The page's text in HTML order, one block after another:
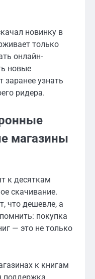
новинку в
только
онлайн-
новые
заранее узнать
ридера.
магазины
к десяткам
скачивание.
что дешевле, а
покупка
— это не только
к книгам
поддержка,